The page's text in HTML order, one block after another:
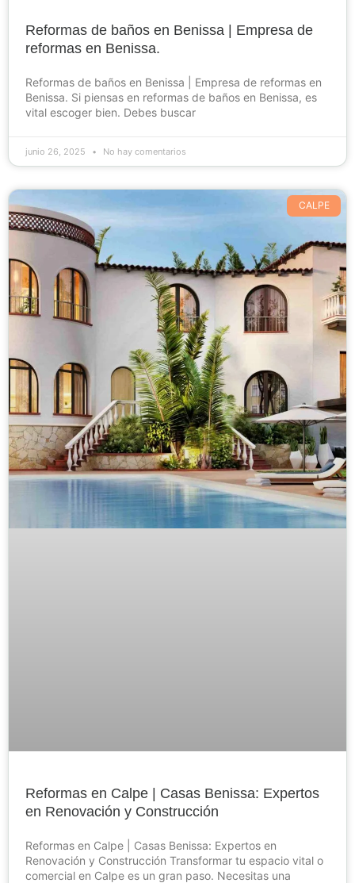
Reformas de baños en Benissa | Empresa de
reformas en Benissa.
Reformas de baños en Benissa | Empresa de reformas en
Benissa. Si piensas en reformas de baños en Benissa, es
vital escoger bien. Debes buscar
junio 26, 2025 No hay comentarios
CALPE
Reformas en Calpe | Casas Benissa: Expertos
en Renovación y Construcción
Reformas en Calpe | Casas Benissa: Expertos en
Renovación y Construcción Transformar tu espacio vital o
comercial en Calpe es un gran paso. Necesitas una